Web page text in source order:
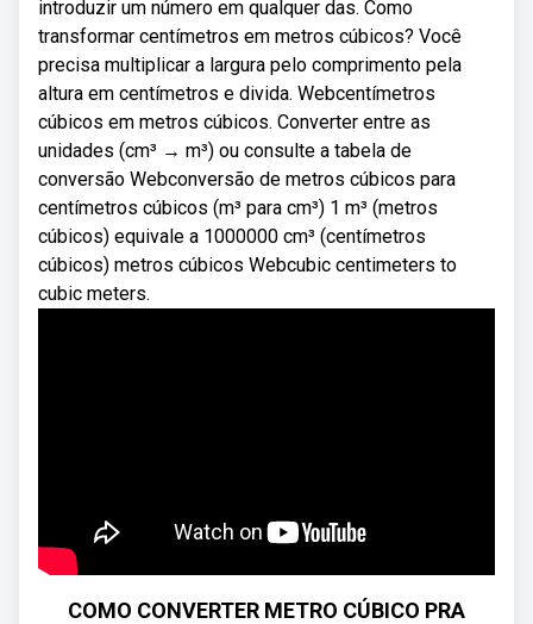
introduzir um número em qualquer das. Como
transformar centímetros em metros cúbicos? Você
precisa multiplicar a largura pelo comprimento pela
altura em centímetros e divida. Webcentímetros
cúbicos em metros cúbicos. Converter entre as
unidades (cm³ → m³) ou consulte a tabela de
conversão Webconversão de metros cúbicos para
centímetros cúbicos (m³ para cm³) 1 m³ (metros
cúbicos) equivale a 1000000 cm³ (centímetros
cúbicos) metros cúbicos Webcubic centimeters to
cubic meters.
COMO CONVERTER METRO CÚBICO PRA